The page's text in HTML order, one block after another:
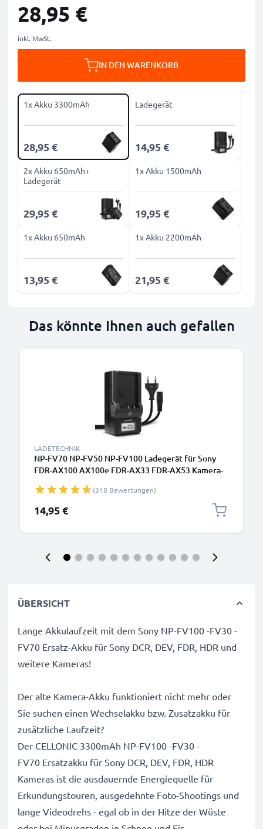
28,95 €
inkl. MwSt.
IN DEN WARENKORB
1x Akku 3300mAh
28,95 €
Ladegerät
14,95 €
2x Akku 650mAh+
Ladegerät
29,95 €
1x Akku 1500mAh
19,95 €
1x Akku 650mAh
13,95 €
1x Akku 2200mAh
21,95 €
Das könnte Ihnen auch gefallen
LADETECHNIK
NP-FV70 NP-FV50 NP-FV100 Ladegerät für Sony
FDR-AX100 AX100e FDR-AX33 FDR-AX53 Kamera-
(318 Bewertungen)
14,95 €
ÜBERSICHT
Lange Akkulaufzeit mit dem Sony NP-FV100 -FV30 -
FV70 Ersatz-Akku für Sony DCR, DEV, FDR, HDR und
weitere Kameras!
Der alte Kamera-Akku funktioniert nicht mehr oder
Sie suchen einen Wechselakku bzw. Zusatzakku für
zusätzliche Laufzeit?
Der CELLONIC 3300mAh NP-FV100 -FV30 -
FV70 Ersatzakku für Sony DCR, DEV, FDR, HDR
Kameras ist die ausdauernde Energiequelle für
Erkundungstouren, ausgedehnte Foto-Shootings und
lange Videodrehs - egal ob in der Hitze der Wüste